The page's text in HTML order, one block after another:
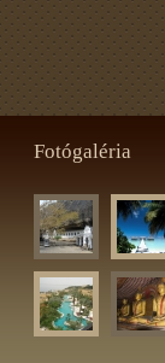
Fotógaléria